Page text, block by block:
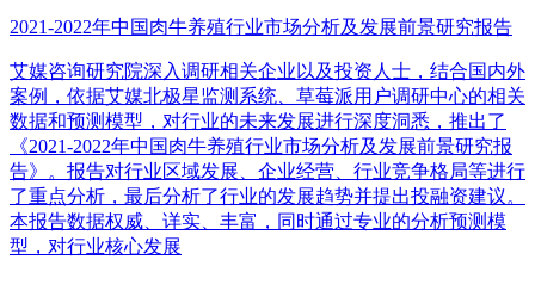
2021-2022年中国肉牛养殖行业市场分析及发展前景研究报告
艾媒咨询研究院深入调研相关企业以及投资人士，结合国内外
案例，依据艾媒北极星监测系统、草莓派用户调研中心的相关
数据和预测模型，对行业的未来发展进行深度洞悉，推出了
《2021-2022年中国肉牛养殖行业市场分析及发展前景研究报
告》。报告对行业区域发展、企业经营、行业竞争格局等进行
了重点分析，最后分析了行业的发展趋势并提出投融资建议。
本报告数据权威、详实、丰富，同时通过专业的分析预测模
型，对行业核心发展